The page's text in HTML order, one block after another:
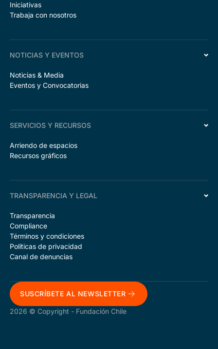
Iniciativas
Trabaja con nosotros
NOTICIAS Y EVENTOS
Noticias & Media
Eventos y Convocatorias
SERVICIOS Y RECURSOS
Arriendo de espacios
Recursos gráficos
TRANSPARENCIA Y LEGAL
Transparencia
Compliance
Términos y condiciones
Políticas de privacidad
Canal de denuncias
SUSCRÍBETE AL NEWSLETTER
2026 © Copyright - Fundación Chile